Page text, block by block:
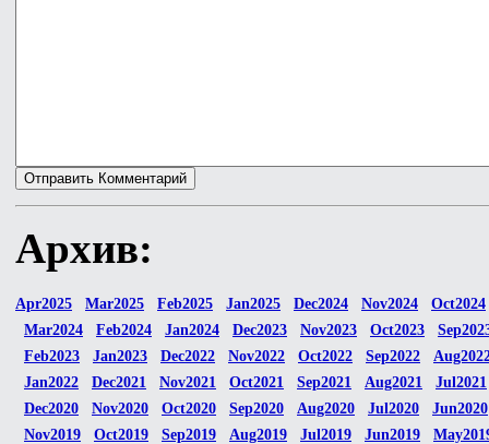
Архив:
Apr2025 Mar2025 Feb2025 Jan2025 Dec2024 Nov2024
Oct2024
Mar2024
Feb2024 Jan2024 Dec2023 Nov2023 Oct2023
Feb2023
Jan2023 Dec2022 Nov2022 Oct2022 Sep2022
Jan2022
Dec2021 Nov2021 Oct2021 Sep2021 Aug2021
Jul2021
Dec2020
Nov2020 Oct2020 Sep2020 Aug2020 Jul2020
Jun2020
Nov2019
Oct2019 Sep2019 Aug2019 Jul2019 Jun2019